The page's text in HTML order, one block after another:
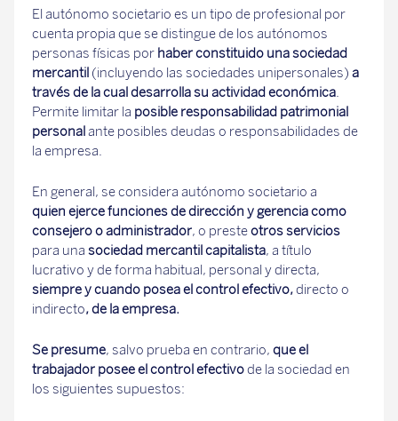
El autónomo societario es un tipo de profesional por
cuenta propia que se distingue de los autónomos
personas físicas por haber constituido una sociedad
mercantil (incluyendo las sociedades unipersonales) a
través de la cual desarrolla su actividad económica.
Permite limitar la posible responsabilidad patrimonial
personalante posibles deudas o responsabilidades de
la empresa.
En general, se considera autónomo societario a
quien ejerce funciones de dirección y gerencia como
consejero o administrador, o presteotros servicios
para una sociedad mercantil capitalista, a título
lucrativo y de forma habitual, personal y directa,
siempre y cuando posea el control efectivo,directo o
indirecto, de la empresa.
Se presume, salvo prueba en contrario, que el
trabajador posee el control efectivode la sociedad en
los siguientes supuestos: